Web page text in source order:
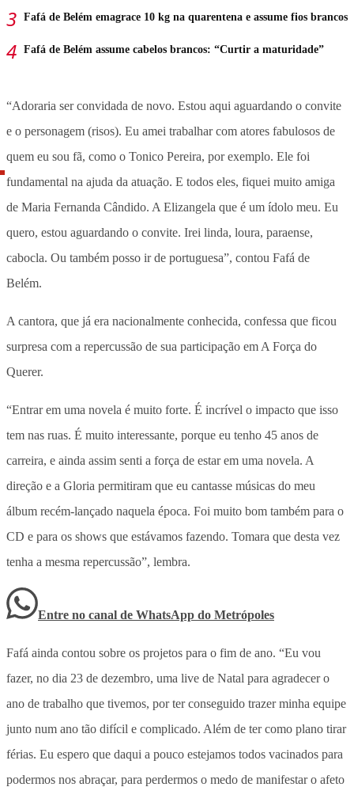
Fafá de Belém emagrace 10 kg na quarentena e assume fios brancos
Fafá de Belém assume cabelos brancos: “Curtir a maturidade”
“Adoraria ser convidada de novo. Estou aqui aguardando o convite
e o personagem (risos). Eu amei trabalhar com atores fabulosos de
quem eu sou fã, como o Tonico Pereira, por exemplo. Ele foi
fundamental na ajuda da atuação. E todos eles, fiquei muito amiga
de Maria Fernanda Cândido. A Elizangela que é um ídolo meu. Eu
quero, estou aguardando o convite. Irei linda, loura, paraense,
cabocla. Ou também posso ir de portuguesa”, contou Fafá de
Belém.
A cantora, que já era nacionalmente conhecida, confessa que ficou
surpresa com a repercussão de sua participação em A Força do
Querer.
“Entrar em uma novela é muito forte. É incrível o impacto que isso
tem nas ruas. É muito interessante, porque eu tenho 45 anos de
carreira, e ainda assim senti a força de estar em uma novela. A
direção e a Gloria permitiram que eu cantasse músicas do meu
álbum recém-lançado naquela época. Foi muito bom também para o
CD e para os shows que estávamos fazendo. Tomara que desta vez
tenha a mesma repercussão”, lembra.
Entre no canal de WhatsApp do Metrópoles
Fafá ainda contou sobre os projetos para o fim de ano. “Eu vou
fazer, no dia 23 de dezembro, uma live de Natal para agradecer o
ano de trabalho que tivemos, por ter conseguido trazer minha equipe
junto num ano tão difícil e complicado. Além de ter como plano tirar
férias. Eu espero que daqui a pouco estejamos todos vacinados para
podermos nos abraçar, para perdermos o medo de manifestar o afeto